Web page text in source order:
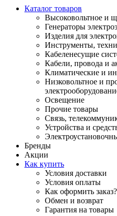
Каталог товаров
Высоковольтное и
Генераторы
Изделия для
Инструменты,
Кабеленесущие
Кабели, провода и
Климатические и
Низковольтное и
Освещение
Прочие товары
Связь,
Устройства и
Бренды
Акции
Как купить
Условия доставки
Условия оплаты
Как оформить заказ?
Обмен и возврат
Гарантия на товары